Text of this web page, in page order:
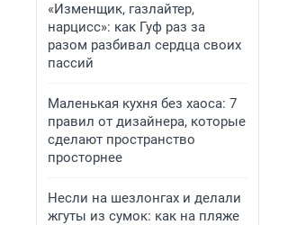
«Изменщик, газлайтер,
нарцисс»: как Гуф раз за
разом разбивал сердца своих
пассий
Маленькая кухня без хаоса: 7
правил от дизайнера, которые
сделают пространство
просторнее
Несли на шезлонгах и делали
жгуты из сумок: как на пляже